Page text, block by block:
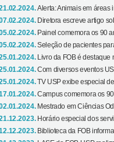
Alerta: Animais em áreas
Diretora escreve artigo
Painel comemora os 90
Seleção de pacientes
Livro da FOB é destaque
Com diversos eventos
TV USP exibe especial
Campus comemora os
Mestrado em Ciências
Horário especial dos
Biblioteca da FOB